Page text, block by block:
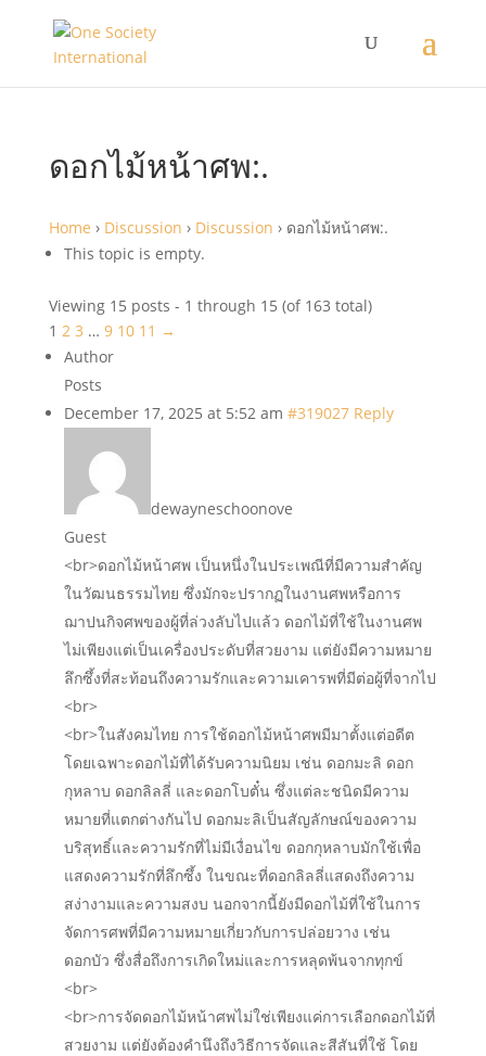
ดอกไม้หน้าศพ:.
Home › Discussion › Discussion › ดอกไม้หน้าศพ:.
This topic is empty.
Viewing 15 posts - 1 through 15 (of 163 total)
1 2 3 … 9 10 11 →
Author
Posts
December 17, 2025 at 5:52 am #319027 Reply
dewayneschoonove
Guest
<br>ดอกไม้หน้าศพ เป็นหนึ่งในประเพณีที่มีความสำคัญ
ในวัฒนธรรมไทย ซึ่งมักจะปรากฏในงานศพหรือการ
ฌาปนกิจศพของผู้ที่ล่วงลับไปแล้ว ดอกไม้ที่ใช้ในงานศพ
ไม่เพียงแต่เป็นเครื่องประดับที่สวยงาม แต่ยังมีความหมาย
ลึกซึ้งที่สะท้อนถึงความรักและความเคารพที่มีต่อผู้ที่จากไป
<br>
<br>ในสังคมไทย การใช้ดอกไม้หน้าศพมีมาตั้งแต่อดีต
โดยเฉพาะดอกไม้ที่ได้รับความนิยม เช่น ดอกมะลิ ดอก
กุหลาบ ดอกลิลลี่ และดอกโบตั๋น ซึ่งแต่ละชนิดมีความ
หมายที่แตกต่างกันไป ดอกมะลิเป็นสัญลักษณ์ของความ
บริสุทธิ์และความรักที่ไม่มีเงื่อนไข ดอกกุหลาบมักใช้เพื่อ
แสดงความรักที่ลึกซึ้ง ในขณะที่ดอกลิลลี่แสดงถึงความ
สง่างามและความสงบ นอกจากนี้ยังมีดอกไม้ที่ใช้ในการ
จัดการศพที่มีความหมายเกี่ยวกับการปล่อยวาง เช่น
ดอกบัว ซึ่งสื่อถึงการเกิดใหม่และการหลุดพ้นจากทุกข์
<br>
<br>การจัดดอกไม้หน้าศพไม่ใช่เพียงแค่การเลือกดอกไม้ที่
สวยงาม แต่ยังต้องคำนึงถึงวิธีการจัดและสีสันที่ใช้ โดย